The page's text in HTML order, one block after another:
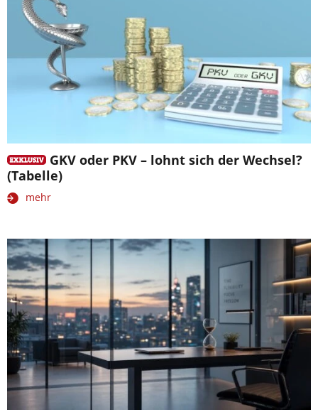
GKV oder PKV – lohnt sich der Wechsel?
(Tabelle)
mehr